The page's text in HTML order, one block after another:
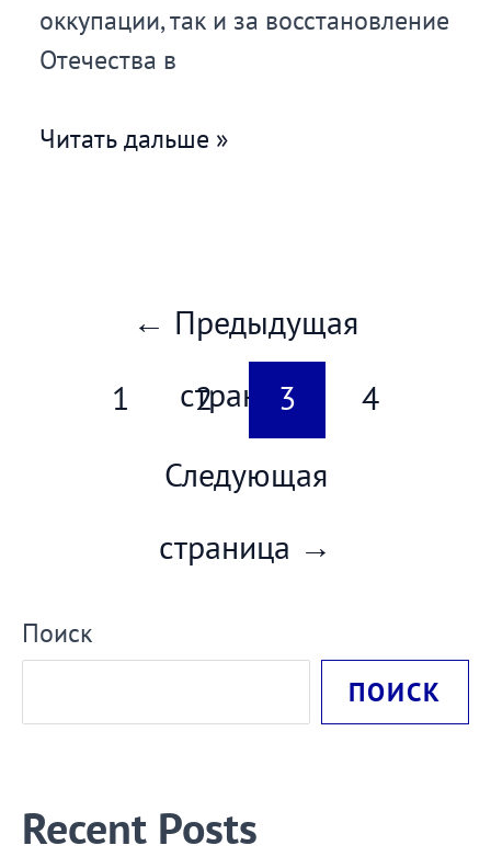
Поиск
ПОИСК
Recent Posts
оккупации, так и за восстановление
Отечества в
Очередные
Читать дальше »
Постраничная
навигация
записи
← Предыдущая
страница
1 2 3
4
Следующая
страница →